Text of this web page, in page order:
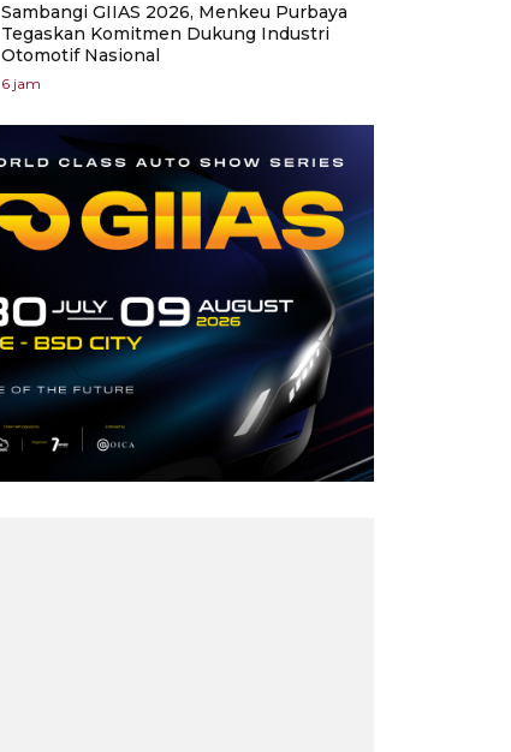
Sambangi GIIAS 2026, Menkeu Purbaya
Tegaskan Komitmen Dukung Industri
Otomotif Nasional
6 jam